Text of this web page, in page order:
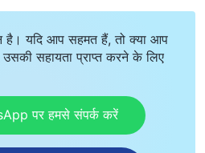
है। यदि आप सहमत हैं, तो क्या आप
सहायता प्राप्त करने के लिए
पर हमसे संपर्क करें